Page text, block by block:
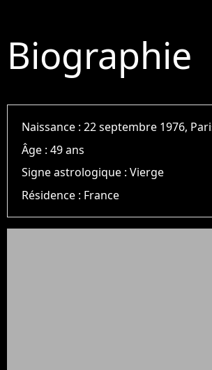
Biographie
Naissance :22 septembre 1976,
Âge :49 ans
Signe astrologique :Vierge
Résidence : France